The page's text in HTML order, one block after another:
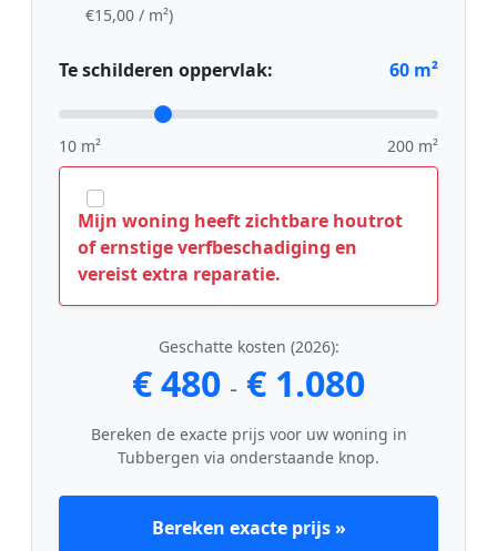
€15,00 / m²)
Te schilderen oppervlak: 60 m²
10 m² 200 m²
Mijn woning heeft zichtbare houtrot
of ernstige verfbeschadiging en
vereist extra reparatie.
Geschatte kosten (2026):
€ 480 - € 1.080
Bereken de exacte prijs voor uw woning in
Tubbergen via onderstaande knop.
Bereken exacte prijs »